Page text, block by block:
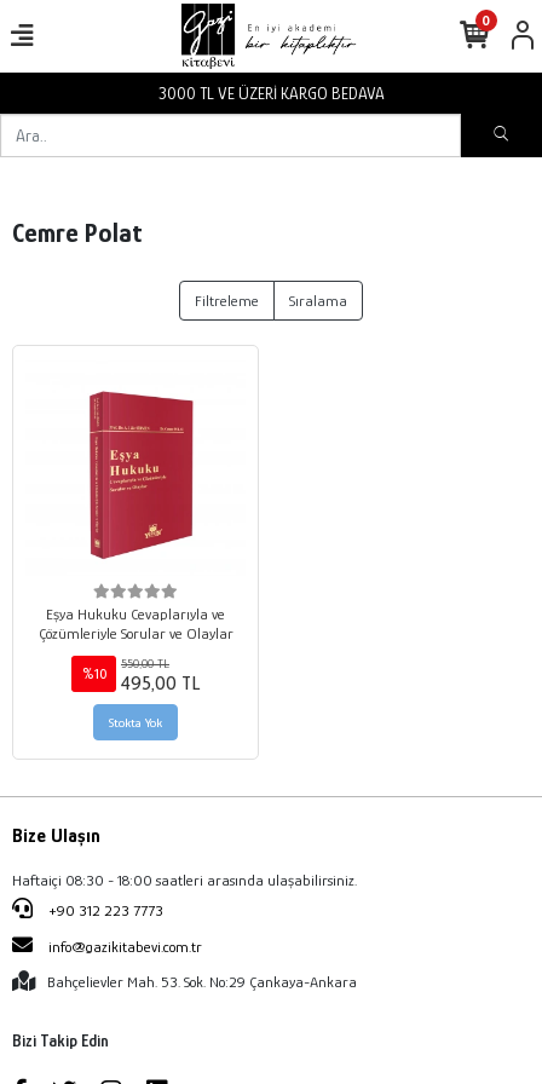
3000 TL VE ÜZERİ KARGO BEDAVA
0
Cemre Polat
Filtreleme Sıralama
Eşya Hukuku Cevaplarıyla ve
Çözümleriyle Sorular ve Olaylar
%10
550,00 TL
495,00 TL
Stokta Yok
Bize Ulaşın
Haftaiçi 08:30 - 18:00 saatleri arasında ulaşabilirsiniz.
+90 312 223 7773
info@gazikitabevi.com.tr
Bahçelievler Mah. 53. Sok. No:29 Çankaya-Ankara
Bizi Takip Edin